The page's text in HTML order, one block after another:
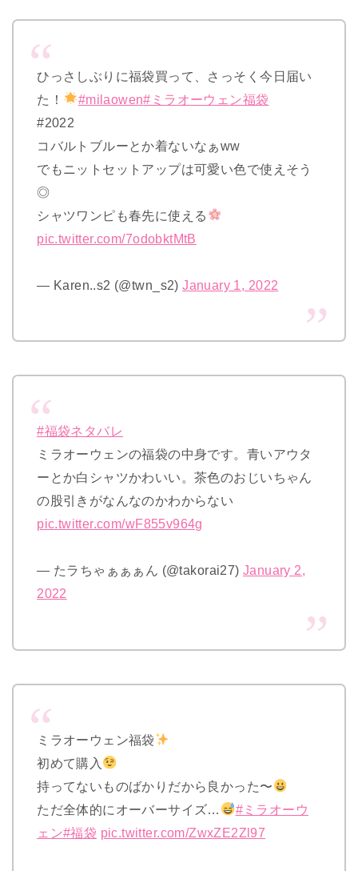
ひっさしぶりに福袋買って、さっそく今日届い
た！
#milaowen#ミラオーウェン福袋
#2022
コバルトブルーとか着ないなぁww
でもニットセットアップは可愛い色で使えそう
◎
シャツワンピも春先に使える
pic.twitter.com/7odobktMtB
— Karen..s2 (@twn_s2)January 1, 2022
#福袋ネタバレ
ミラオーウェンの福袋の中身です。青いアウタ
ーとか白シャツかわいい。茶色のおじいちゃん
の股引きがなんなのかわからない
pic.twitter.com/wF855v964g
— たラちゃぁぁぁん (@takorai27) January 2,
2022
ミラオーウェン福袋
初めて購入
持ってないものばかりだから良かった〜
ただ全体的にオーバーサイズ…
#ミラオーウ
ェン#福袋 pic.twitter.com/ZwxZE2Zl97